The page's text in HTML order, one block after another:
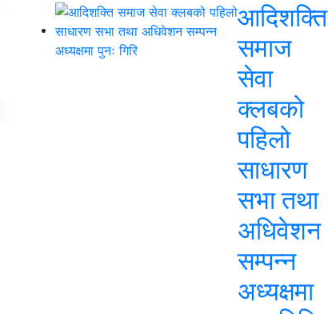
आदिशक्ति
समाज
सेवा
क्लबको
पहिलो
साधारण
सभा तथा
अधिवेशन
सम्पन्न
अध्यक्षमा